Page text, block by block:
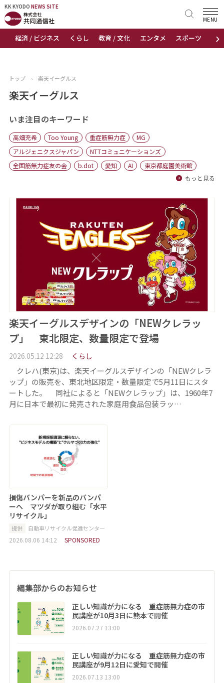
KK KYODO NEWS SITE
›
経済 / ビジネス くらし 教育 / 文化 エンタメ スポーツ 地域
MENU
KK KYODONEWS SITE
トップページ
ニュース
おすすめコンテンツ
出版物
会社概要
トップ › 楽天イーグルス
楽天イーグルス
いま注目のキーワード
高畑充希 Too Young 重症筋無力症
MG
アルジェニクスジャパン
NTTコミュニケーションズ
全国筋無力症友の会
b.dot 愛知 AI
東京都庭園美術館
もっと見る
楽天イーグルスデザインの「NEWクレラッ
プ」 東北限定、数量限定で登場
2026.05.12 12:28 くらし
クレハ(東京)は、楽天イーグルスデザインの「NEWクレラ
ップ」の販売を、東北地区限定・数量限定で5月11日にスタ
ートした。 同社によると「NEWクレラップ」は、1960年7
月に日本で最初に発売された家庭用食品包装ラッ…
損傷バンパーを新品のバンパ
ーへ マツダが取り組む「水平
リサイクル」
提供 自動車リサイクル促進センター
2026.08.06 14:12 SPONSORED
編集部からのお知らせ
正しい知識が力になる 重症筋無力症の市
民講座が10月3日に熊本で開催
2026.07.27 13:00
正しい知識が力になる 重症筋無力症の市
民講座が9月12日に愛知で開催
2026.07.13 13:00